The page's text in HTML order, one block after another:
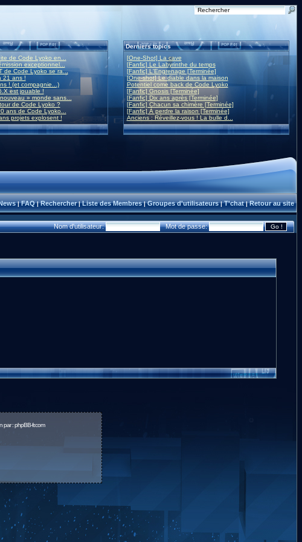
de Code Lyoko en...
exceptionnel...
de Code Lyoko se ra...
21 ans !
! (et compagnie...)
est jouable !
» monde sans...
de Code Lyoko ?
ans de Code Lyoko...
projets explosent !
Derniers topics
[One-Shot] La cave
[Fanfic] Le Labyrinthe du temps
[Fanfic] L'Engrenage [Terminée]
[One-shot] Le diable dans la maison
Potentiel come back de Code Lyoko
[Fanfic] Gnosis [Terminée]
[Fanfic] Dix ans après [Terminée]
[Fanfic] Chacun sa chimère [Terminée]
[Fanfic] À perdre la raison [Terminée]
Anciens : Réveillez-vous ! La bulle d...
|FAQ|Rechercher|Liste des Membres|Groupes d'utilisateurs|T'chat|Retour au site
Nom d'utilisateur: Mot de passe:
par :phpBB-fr.com